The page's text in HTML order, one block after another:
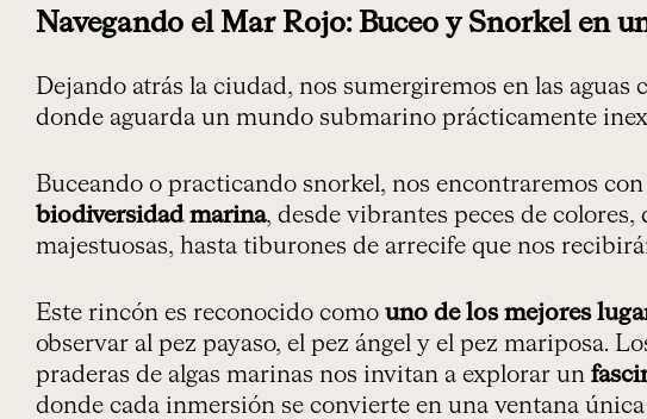
Navegando el Mar Rojo: Buceo y Snorkel en
Dejando atrás la ciudad, nos sumergiremos en las aguas
donde aguarda un mundo submarino prácticamente
Buceando o practicando snorkel, nos encontraremos
biodiversidad marina, desde vibrantes peces de colores,
majestuosas, hasta tiburones de arrecife que nos
Este rincón es reconocido como uno de los mejores
observar al pez payaso, el pez ángel y el pez mariposa.
praderas de algas marinas nos invitan a explorar un
donde cada inmersión se convierte en una ventana